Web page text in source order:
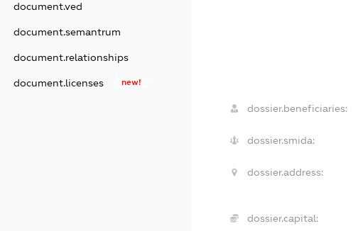
document.ved
document.semantrum
document.relationships
document.licenses new!
dossier.beneficiaries:
dossier.smida:
dossier.address:
dossier.capital: